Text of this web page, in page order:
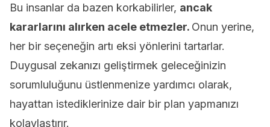
Bu insanlar da bazen korkabilirler, ancak
kararlarını alırken acele etmezler. Onun yerine,
her bir seçeneğin artı eksi yönlerini tartarlar.
Duygusal zekanızı geliştirmek geleceğinizin
sorumluluğunu üstlenmenize yardımcı olarak,
hayattan istediklerinize dair bir plan yapmanızı
kolaylaştırır.